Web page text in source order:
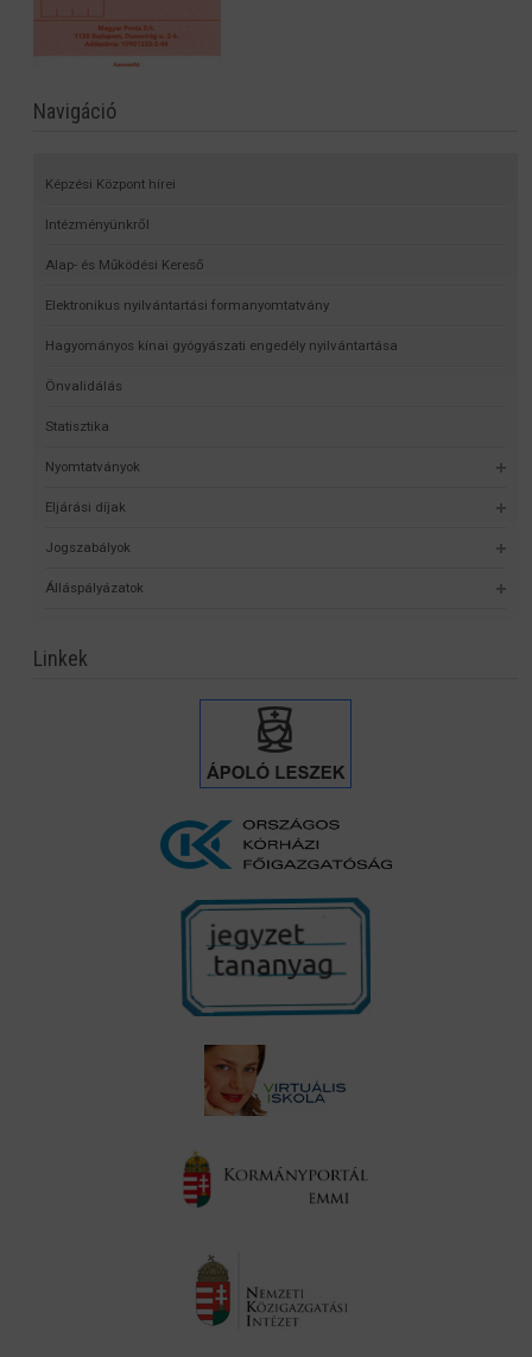
Navigáció
Képzési Központ hírei
Intézményünkről
Alap- és Működési Kereső
Elektronikus nyilvántartási formanyomtatvány
Hagyományos kínai gyógyászati engedély nyilvántartása
Önvalidálás
Statisztika
Nyomtatványok
Eljárási díjak
Jogszabályok
Álláspályázatok
Linkek